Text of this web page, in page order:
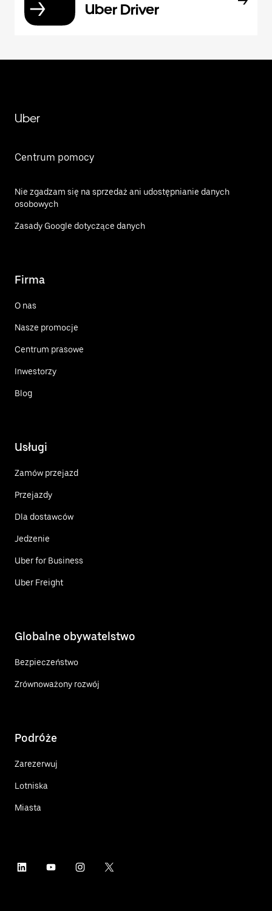
Uber Driver
Uber
Centrum pomocy
Nie zgadzam się na sprzedaż ani udostępnianie danych
osobowych
Zasady Google dotyczące danych
Firma
O nas
Nasze promocje
Centrum prasowe
Inwestorzy
Blog
Usługi
Zamów przejazd
Przejazdy
Dla dostawców
Jedzenie
Uber for Business
Uber Freight
Globalne obywatelstwo
Bezpieczeństwo
Zrównoważony rozwój
Podróże
Zarezerwuj
Lotniska
Miasta